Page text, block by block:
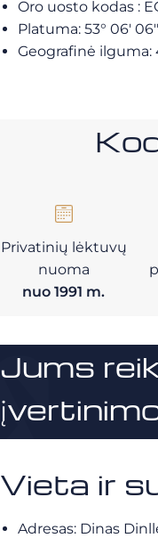
Oro uosto kodas :
Platuma: 53° 06′
Geografinė ilguma:
Privatinių lėktuvų
nuoma
nuo 1991 m.
Jums
Vieta ir
Adresas: Dinas